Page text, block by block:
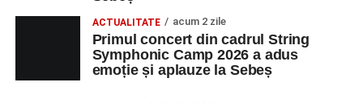
Primul concert din cadrul String Symphonic Camp
2026 a adus emoție și aplauze la Sebeș
Cei interesați pot consulta toate locurile de muncă
disponibile accesând platforma oficială ANOFM,
AJOFM Alba, apoi secțiunea„Persoane fizice
– Locuri de muncă vacante”
. De asemenea, informații
ACTUALITATE acum 2 zile
Primul concert din cadrul String
Symphonic Camp 2026 a adus
emoție și aplauze la Sebeș